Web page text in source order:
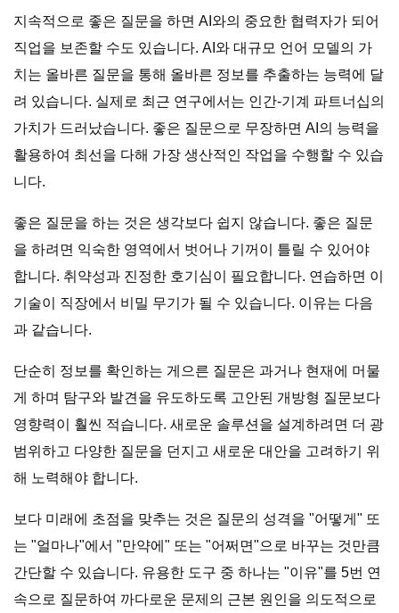
지속적으로 좋은 질문을 하면 AI와의 중요한 협력자가 되어
직업을 보존할 수도 있습니다. AI와 대규모 언어 모델의 가
치는 올바른 질문을 통해 올바른 정보를 추출하는 능력에 달
려 있습니다. 실제로 최근 연구에서는 인간-기계 파트너십의
가치가 드러났습니다. 좋은 질문으로 무장하면 AI의 능력을
활용하여 최선을 다해 가장 생산적인 작업을 수행할 수 있습
니다.
좋은 질문을 하는 것은 생각보다 쉽지 않습니다. 좋은 질문
을 하려면 익숙한 영역에서 벗어나 기꺼이 틀릴 수 있어야
합니다. 취약성과 진정한 호기심이 필요합니다. 연습하면 이
기술이 직장에서 비밀 무기가 될 수 있습니다. 이유는 다음
과 같습니다.
단순히 정보를 확인하는 게으른 질문은 과거나 현재에 머물
게 하며 탐구와 발견을 유도하도록 고안된 개방형 질문보다
영향력이 훨씬 적습니다. 새로운 솔루션을 설계하려면 더 광
범위하고 다양한 질문을 던지고 새로운 대안을 고려하기 위
해 노력해야 합니다.
보다 미래에 초점을 맞추는 것은 질문의 성격을 "어떻게" 또
는 "얼마나"에서 "만약에" 또는 "어쩌면"으로 바꾸는 것만큼
간단할 수 있습니다. 유용한 도구 중 하나는 "이유"를 5번 연
속으로 질문하여 까다로운 문제의 근본 원인을 의도적으로